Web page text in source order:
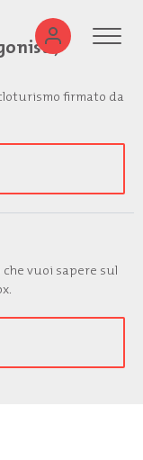
firmato da
vuoi sapere sul